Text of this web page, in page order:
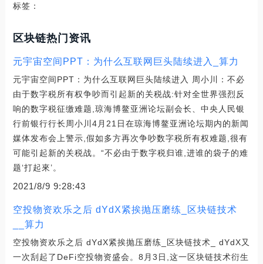
标签：
区块链热门资讯
元宇宙空间PPT：为什么互联网巨头陆续进入_算力
元宇宙空间PPT：为什么互联网巨头陆续进入 周小川：不必
由于数字税所有权争吵而引起新的关税战:针对全世界强烈反
响的数字税征缴难题,琼海博鳌亚洲论坛副会长、中央人民银
行前银行行长周小川4月21日在琼海博鳌亚洲论坛期内的新闻
媒体发布会上警示,假如多方再次争吵数字税所有权难题,很有
可能引起新的关税战。“不必由于数字税归谁,进谁的袋子的难
题‘打起來’。
2021/8/9 9:28:43
空投物资欢乐之后 dYdX紧挨抛压磨练_区块链技术
__算力
空投物资欢乐之后 dYdX紧挨抛压磨练_区块链技术_ dYdX又
一次刮起了DeFi空投物资盛会。8月3日,这一区块链技术衍生